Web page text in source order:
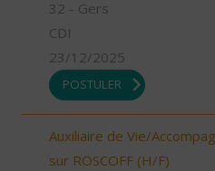
32 - Gers
CDI
23/12/2025
POSTULER
Auxiliaire de Vie/
sur ROSCOFF (H/F)